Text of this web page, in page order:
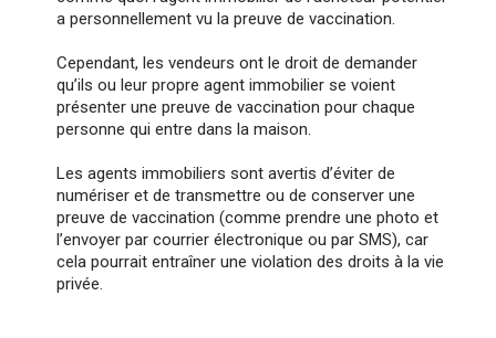
a personnellement vu la preuve de vaccination.
Cependant, les vendeurs ont le droit de demander
qu’ils ou leur propre agent immobilier se voient
présenter une preuve de vaccination pour chaque
personne qui entre dans la maison.
Les agents immobiliers sont avertis d’éviter de
numériser et de transmettre ou de conserver une
preuve de vaccination (comme prendre une photo et
l’envoyer par courrier électronique ou par SMS), car
cela pourrait entraîner une violation des droits à la vie
privée.